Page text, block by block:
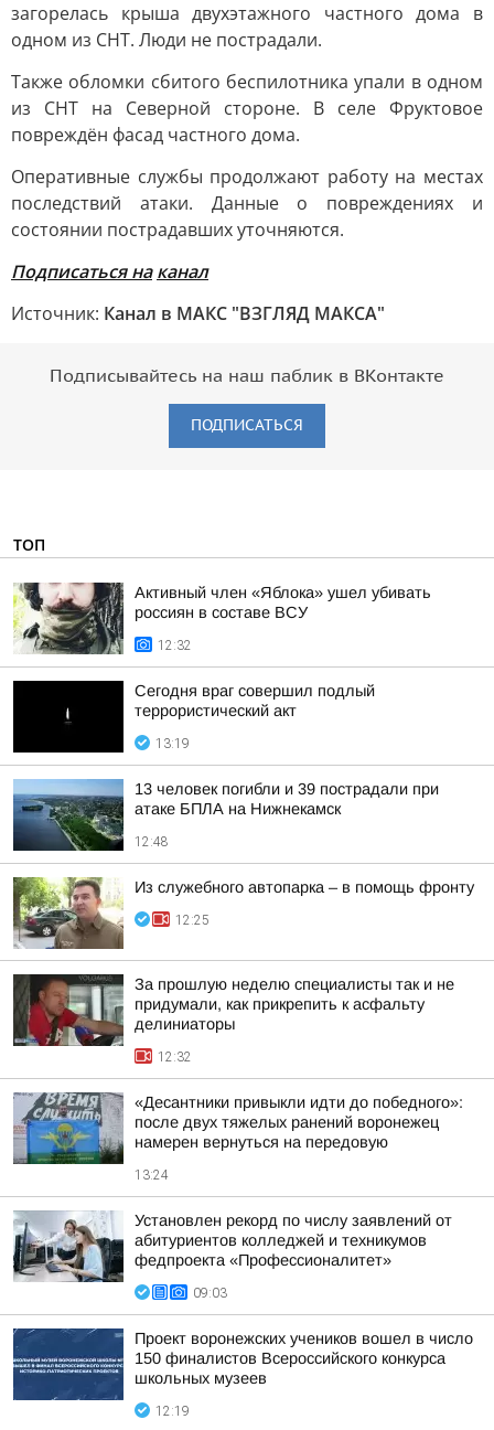
загорелась крыша двухэтажного частного дома в
одном из СНТ. Люди не пострадали.
Также обломки сбитого беспилотника упали в одном
из СНТ на Северной стороне. В селе Фруктовое
повреждён фасад частного дома.
Оперативные службы продолжают работу на местах
последствий атаки. Данные о повреждениях и
состоянии пострадавших уточняются.
Подписаться на канал
Источник: Канал в МАКС "ВЗГЛЯД МАКСА"
Подписывайтесь на наш паблик в ВКонтакте
ПОДПИСАТЬСЯ
ТОП
Активный член «Яблока» ушел убивать
россиян в составе ВСУ
12:32
Сегодня враг совершил подлый
террористический акт
13:19
13 человек погибли и 39 пострадали при
атаке БПЛА на Нижнекамск
12:48
Из служебного автопарка – в помощь фронту
12:25
За прошлую неделю специалисты так и не
придумали, как прикрепить к асфальту
делиниаторы
12:32
«Десантники привыкли идти до победного»:
после двух тяжелых ранений воронежец
намерен вернуться на передовую
13:24
Установлен рекорд по числу заявлений от
абитуриентов колледжей и техникумов
федпроекта «Профессионалитет»
09:03
Проект воронежских учеников вошел в число
150 финалистов Всероссийского конкурса
школьных музеев
12:19